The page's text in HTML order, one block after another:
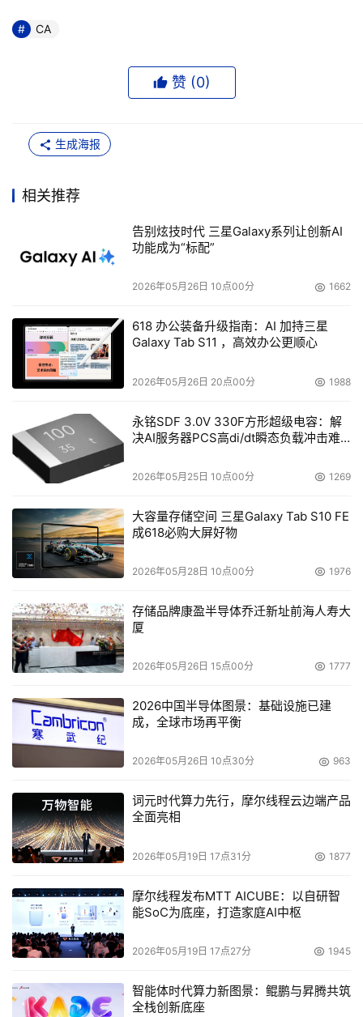
一个数据库，这样就保证了所有的业务领域的决策都建立在
本文来源于DOIT传媒，文章内容仅供参考，不构成投资建议。
CA
赞 (0)
生成海报
相关推荐
告别炫技时代 三星Galaxy系列让创新AI
功能成为“标配”
2026年05月26日 10点00分 1662
618 办公装备升级指南：AI 加持三星
Galaxy Tab S11 ，高效办公更顺心
2026年05月26日 20点00分 1988
永铭SDF 3.0V 330F方形超级电容：解
决AI服务器PCS高di/dt瞬态负载冲击难
2026年05月25日 10点00分 1269
大容量存储空间 三星Galaxy Tab S10 FE
成618必购大屏好物
2026年05月28日 10点00分 1976
存储品牌康盈半导体乔迁新址前海人寿大
厦
2026年05月26日 15点00分 1777
2026中国半导体图景：基础设施已建
成，全球市场再平衡
2026年05月26日 10点30分 963
词元时代算力先行，摩尔线程云边端产品
全面亮相
2026年05月19日 17点31分 1877
摩尔线程发布MTT AICUBE：以自研智
能SoC为底座，打造家庭AI中枢
2026年05月19日 17点27分 1945
智能体时代算力新图景：鲲鹏与昇腾共筑
全栈创新底座